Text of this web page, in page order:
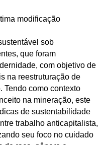
modificação
sob
que foram
com objetivo de
na reestruturação de
Tendo como contexto
na mineração, este
de sustentabilidade
trabalho anticapitalista,
seu foco no cuidado